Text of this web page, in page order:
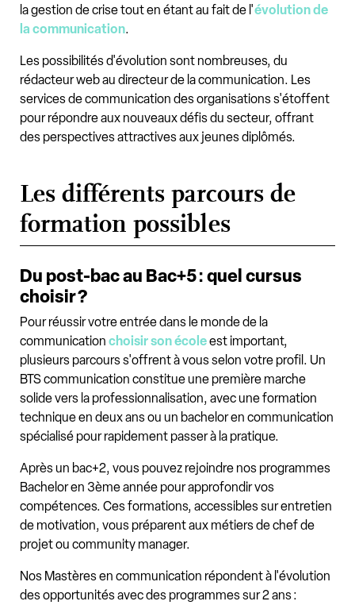
la gestion de crise tout en étant au fait de l'évolution de
la communication.
Les possibilités d'évolution sont nombreuses, du
rédacteur web au directeur de la communication. Les
services de communication des organisations s'étoffent
pour répondre aux nouveaux défis du secteur, offrant
des perspectives attractives aux jeunes diplômés.
Les différents parcours de
formation possibles
Du post-bac au Bac+5 : quel cursus
choisir ?
Pour réussir votre entrée dans le monde de la
communication choisir son écoleest important,
plusieurs parcours s'offrent à vous selon votre profil. Un
BTS communication constitue une première marche
solide vers la professionnalisation, avec une formation
technique en deux ans ou un bachelor en communication
spécialisé pour rapidement passer à la pratique.
Après un bac+2, vous pouvez rejoindre nos programmes
Bachelor en 3ème année pour approfondir vos
compétences. Ces formations, accessibles sur entretien
de motivation, vous préparent aux métiers de chef de
projet ou community manager.
Nos Mastères en communication répondent à l'évolution
des opportunités avec des programmes sur 2 ans :